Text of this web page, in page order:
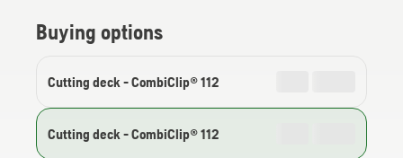
Buying options
Cutting deck - CombiClip® 112
Cutting deck - CombiClip® 112